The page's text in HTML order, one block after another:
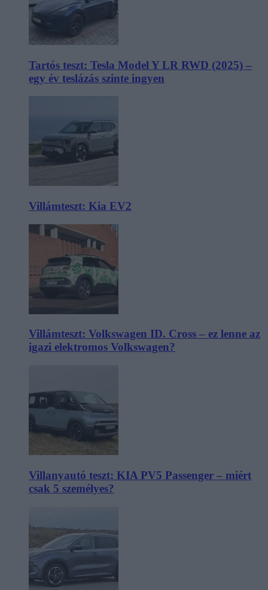
Tartós teszt: Tesla Model Y LR RWD (2025) –
egy év teslázás szinte ingyen
Villámteszt: Kia EV2
Villámteszt: Volkswagen ID. Cross – ez lenne az
igazi elektromos Volkswagen?
Villanyautó teszt: KIA PV5 Passenger – miért
csak 5 személyes?